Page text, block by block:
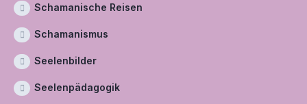
Schamanische Reisen
Schamanismus
Seelenbilder
Seelenpädagogik